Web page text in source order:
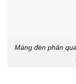
Máng đèn phản